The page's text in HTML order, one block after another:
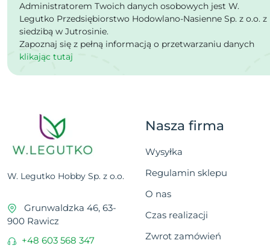
Administratorem Twoich danych osobowych jest W.
Legutko Przedsiębiorstwo Hodowlano-Nasienne Sp. z o.o. z
siedzibą w Jutrosinie.
Zapoznaj się z pełną informacją o przetwarzaniu danych
klikając tutaj
W. Legutko Hobby Sp. z o.o.
Grunwaldzka 46, 63-
900 Rawicz
+48 603 568 347
Nasza firma
Wysyłka
Regulamin sklepu
O nas
Czas realizacji
Zwrot zamówień